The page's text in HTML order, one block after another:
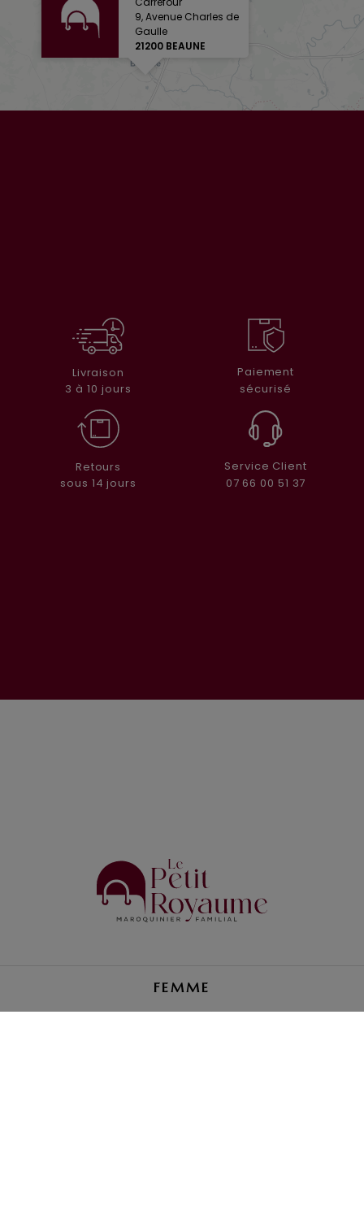
9, Avenue Charles de
Gaulle
21200 BEAUNE
Livraison
3 à 10 jours
Paiement
sécurisé
Retours
sous 14 jours
Service Client
07 66 00 51 37
FEMME
HOMME